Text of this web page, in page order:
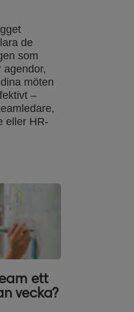
de
som
agendor,
möten
–
eller HR-
ett
vecka?